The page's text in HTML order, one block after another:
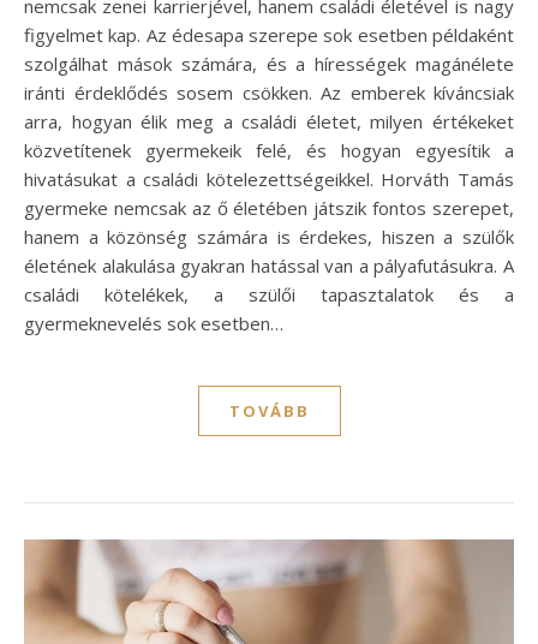
nemcsak zenei karrierjével, hanem családi életével is nagy
figyelmet kap. Az édesapa szerepe sok esetben példaként
szolgálhat mások számára, és a hírességek magánélete
iránti érdeklődés sosem csökken. Az emberek kíváncsiak
arra, hogyan élik meg a családi életet, milyen értékeket
közvetítenek gyermekeik felé, és hogyan egyesítik a
hivatásukat a családi kötelezettségeikkel. Horváth Tamás
gyermeke nemcsak az ő életében játszik fontos szerepet,
hanem a közönség számára is érdekes, hiszen a szülők
életének alakulása gyakran hatással van a pályafutásukra. A
családi kötelékek, a szülői tapasztalatok és a
gyermeknevelés sok esetben…
TOVÁBB